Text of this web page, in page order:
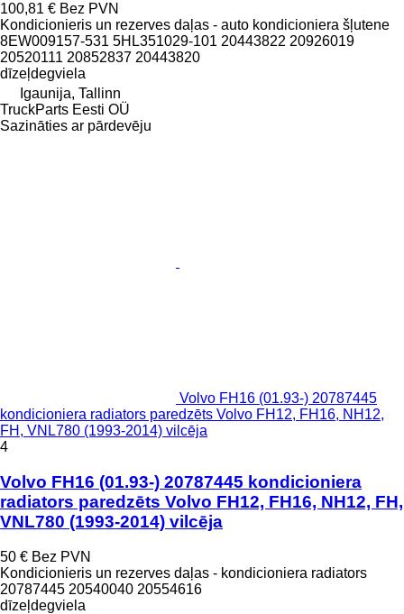
100,81 € Bez PVN
Kondicionieris un rezerves daļas - auto kondicioniera šļutene
8EW009157-531 5HL351029-101 20443822 20926019
20520111 20852837 20443820
dīzeļdegviela
Igaunija, Tallinn
TruckParts Eesti OÜ
Sazināties ar pārdevēju
Volvo FH16 (01.93-) 20787445
kondicioniera radiators paredzēts Volvo FH12, FH16, NH12,
FH, VNL780 (1993-2014) vilcēja
4
Volvo FH16 (01.93-) 20787445 kondicioniera
radiators paredzēts Volvo FH12, FH16, NH12, FH,
VNL780 (1993-2014) vilcēja
50 € Bez PVN
Kondicionieris un rezerves daļas - kondicioniera radiators
20787445 20540040 20554616
dīzeļdegviela